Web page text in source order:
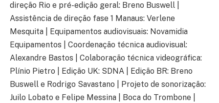
direção Rio e pré-edição geral: Breno Buswell |
Assistência de direção fase 1 Manaus: Verlene
Mesquita | Equipamentos audiovisuais: Novamidia
Equipamentos | Coordenação técnica audiovisual:
Alexandre Bastos | Colaboração técnica videográfica:
Plínio Pietro | Edição UK: SDNA | Edição BR: Breno
Buswell e Rodrigo Savastano | Projeto de sonorização:
Juilo Lobato e Felipe Messina | Boca do Trombone |